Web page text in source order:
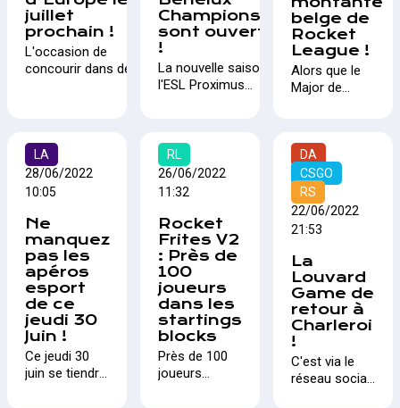
pendant le
Walibi
Gaming.
juillet
prochain !
L'occasion de
concourir dans des
24 juillet prochain des
qualifications pour les
championnats
tiendront du 7 au 11
septembre à
Podgorica au
Monténégro.
Championship
sont ouvertes
!
La nouvelle saison de
l'ESL Proximus
l'habitude, toute
équipe qui le souhaite
peut participer en vue
aux phases finales de
la compétition.
belge de
Rocket
League !
Alors que le
Major de
peine de se
terminer, et que
le World pointe
le bout de son
nez, nous
chance
d'interviewer
Atow, jeune
prodige belge
fraichement
arrivé chez
Team Liquid.
LA
28/06/2022
10:05
Ne
manquez
pas les
apéros
esport
de ce
jeudi 30
Juin !
Ce jeudi 30
juin se tiendra
RL
26/06/2022
11:32
Rocket
Frites V2
: Près de
100
joueurs
dans les
startings
blocks
Près de 100
joueurs
DA
CSGO
RS
22/06/2022
21:53
La
Louvard
Game de
retour à
Charleroi
!
C'est via le
réseau social